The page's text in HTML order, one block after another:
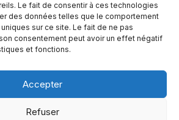
Le fait de consentir à ces technologies
des données telles que le comportement
sur ce site. Le fait de ne pas
consentement peut avoir un effet négatif
et fonctions.
Accepter
Refuser